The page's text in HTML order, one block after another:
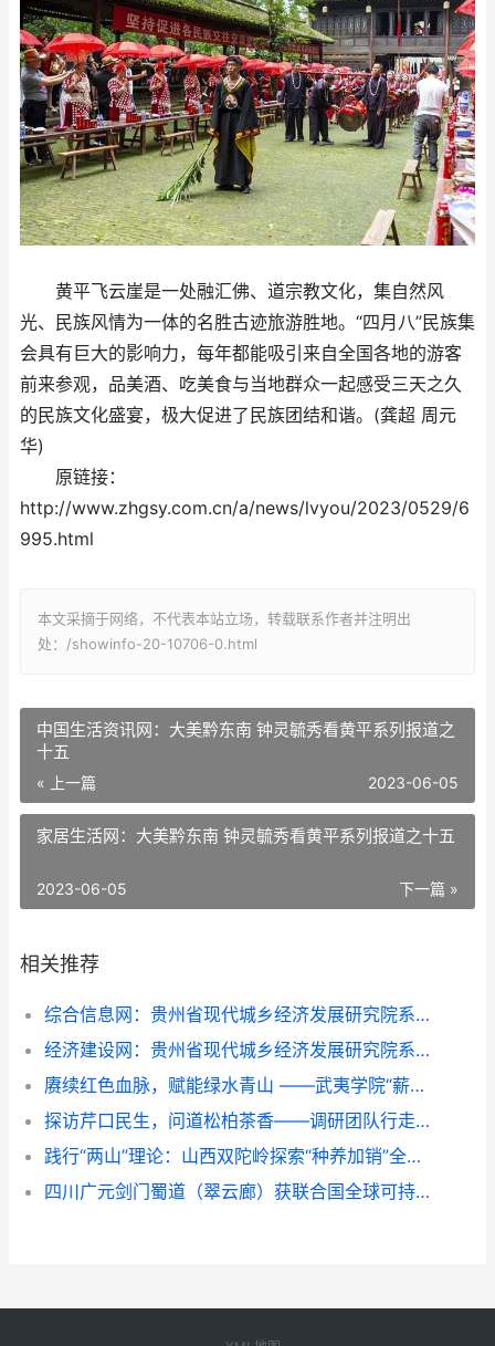
黄平飞云崖是一处融汇佛、道宗教文化，集自然风
光、民族风情为一体的名胜古迹旅游胜地。“四月八”民族集
会具有巨大的影响力，每年都能吸引来自全国各地的游客
前来参观，品美酒、吃美食与当地群众一起感受三天之久
的民族文化盛宴，极大促进了民族团结和谐。(龚超 周元
华)
原链接：
http://www.zhgsy.com.cn/a/news/lvyou/2023/0529/6
995.html
本文采摘于网络，不代表本站立场，转载联系作者并注明出
处：/showinfo-20-10706-0.html
中国生活资讯网：大美黔东南 钟灵毓秀看黄平系列报道之
十五
« 上一篇 2023-06-05
家居生活网：大美黔东南 钟灵毓秀看黄平系列报道之十五
下一篇 »
2023-06-05
相关推荐
综合信息网：贵州省现代城乡经济发展研究院系列报道之一
经济建设网：贵州省现代城乡经济发展研究院系列报道之一
赓续红色血脉，赋能绿水青山 ——武夷学院“薪火青绿”实践团队深入金坑乡调研红绿融合发展
探访芹口民生，问道松柏茶香——调研团队行走环带看振兴
践行“两山”理论：山西双陀岭探索“种养加销”全链模式，助力乡村振兴
四川广元剑门蜀道（翠云廊）获联合国全球可持续“地球家园”范例奖